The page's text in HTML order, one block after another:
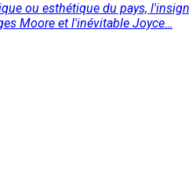
ou esthétique du pays,
Moore et l'inévitable Joyce…